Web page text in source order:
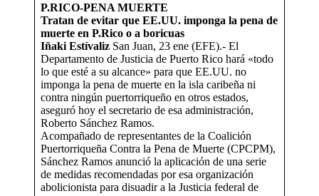
P.RICO-PENA MUERTE
Tratan de evitar que EE.UU. imponga la pena de
muerte en P.Rico o a boricuas
Iñaki Estívaliz San Juan, 23 ene (EFE).- El
Departamento de Justicia de Puerto Rico hará «todo
lo que esté a su alcance» para que EE.UU. no
imponga la pena de muerte en la isla caribeña ni
contra ningún puertorriqueño en otros estados,
aseguró hoy el secretario de esa administración,
Roberto Sánchez Ramos.
Acompañado de representantes de la Coalición
Puertorriqueña Contra la Pena de Muerte (CPCPM),
Sánchez Ramos anunció la aplicación de una serie
de medidas recomendadas por esa organización
abolicionista para disuadir a la Justicia federal de